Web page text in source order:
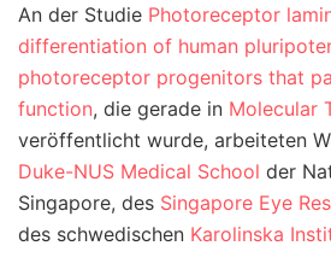
An der Studie Photoreceptor
differentiation of human
photoreceptor progenitors that
function, die gerade in Molecular
veröffentlicht wurde, arbeiteten
Duke-NUS Medical School der
Singapore, des Singapore Eye
des schwedischen Karolinska